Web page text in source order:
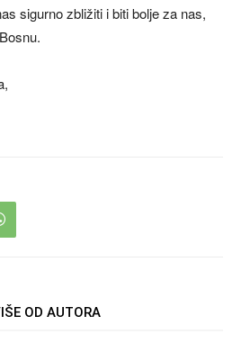
sigurno zbližiti i biti bolje za nas,
OD AUTORA